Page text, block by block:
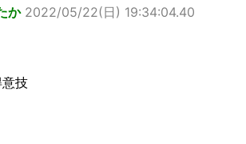
か 2022/05/22(日) 19:34:04.40
技